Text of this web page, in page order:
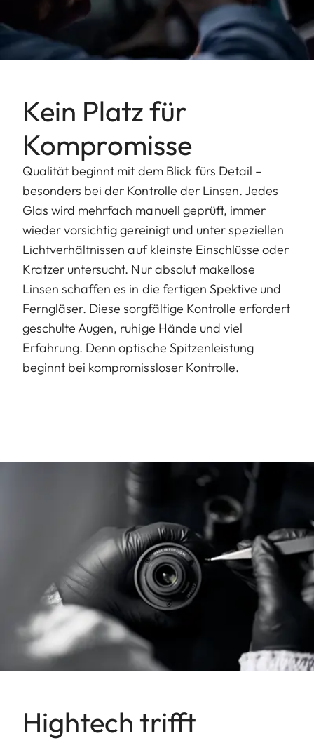
Kein Platz für
Kompromisse
Qualität beginnt mit dem Blick fürs Detail –
besonders bei der Kontrolle der Linsen. Jedes
Glas wird mehrfach manuell geprüft, immer
wieder vorsichtig gereinigt und unter speziellen
Lichtverhältnissen auf kleinste Einschlüsse oder
Kratzer untersucht. Nur absolut makellose
Linsen schaffen es in die fertigen Spektive und
Ferngläser. Diese sorgfältige Kontrolle erfordert
geschulte Augen, ruhige Hände und viel
Erfahrung. Denn optische Spitzenleistung
beginnt bei kompromissloser Kontrolle.
Hightech trifft